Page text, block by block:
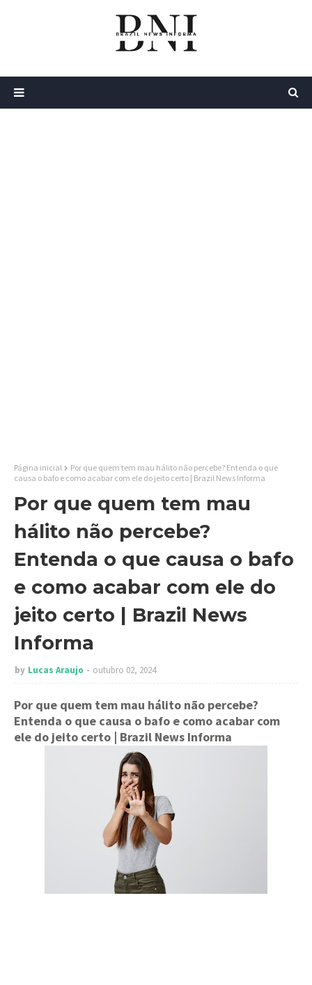
Página inicial
Por que quem tem mau hálito não percebe? Entenda o que
causa o bafo e como acabar com ele do jeito certo | Brazil News Informa
Por que quem tem mau
hálito não percebe?
Entenda o que causa o bafo
e como acabar com ele do
jeito certo | Brazil News
Informa
by Lucas Araujo outubro 02, 2024
Por que quem tem mau hálito não percebe?
Entenda o que causa o bafo e como acabar com
ele do jeito certo | Brazil News Informa